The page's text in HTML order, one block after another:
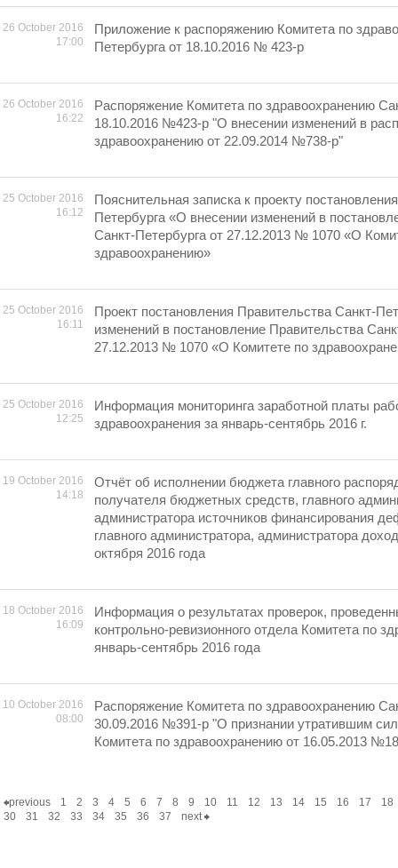
26 October 2016
17:00
Приложение к распоряжению Комитета по
Петербурга от 18.10.2016 № 423-р
26 October 2016
16:22
Распоряжение Комитета по здравоохранению
18.10.2016 №423-р "О внесении изменений в
здравоохранению от 22.09.2014 №738-р"
25 October 2016
16:12
Пояснительная записка к проекту
Петербурга «О внесении изменений в
Санкт-Петербурга от 27.12.2013 № 1070 «О
здравоохранению»
25 October 2016
16:11
Проект постановления Правительства Санкт-
изменений в постановление Правительства
27.12.2013 № 1070 «О Комитете по
25 October 2016
12:25
Информация мониторинга заработной платы
здравоохранения за январь-сентябрь 2016 г.
19 October 2016
14:18
Отчёт об исполнении бюджета главного
получателя бюджетных средств, главного
администратора источников финансирования
главного администратора, администратора
октября 2016 года
18 October 2016
16:09
Информация о результатах проверок,
контрольно-ревизионного отдела Комитета по
январь-сентябрь 2016 года
10 October 2016
08:00
Распоряжение Комитета по здравоохранению
30.09.2016 №391-р "О признании утратившим
Комитета по здравоохранению от 16.05.2013
previous 1 2 3 4 5 6 7 8 9 10 11 12 13 14 15 16 17
18
30
31 32 33 34 35 36 37 next